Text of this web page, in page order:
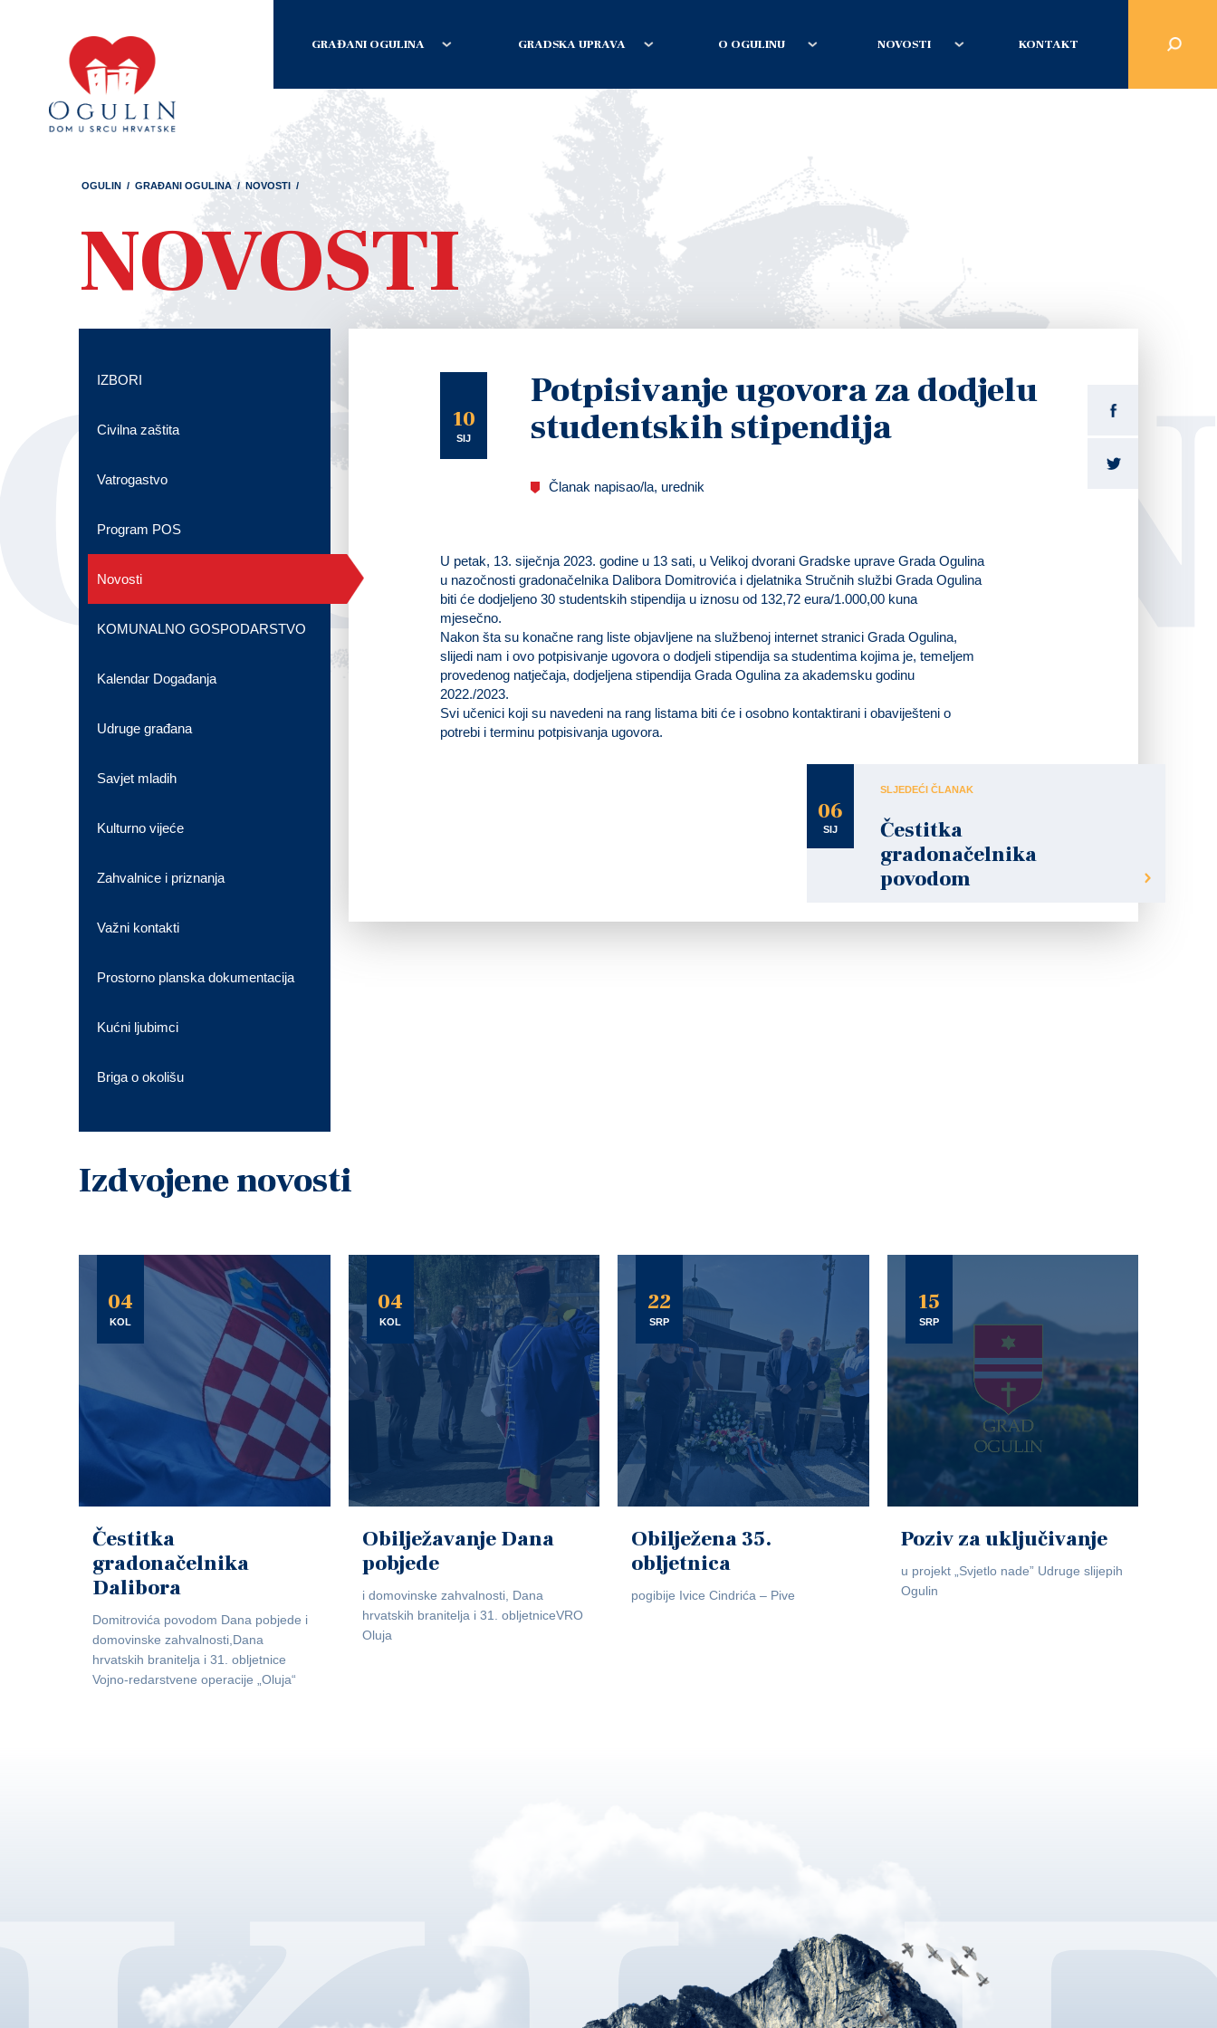
GRAĐANI OGULINA GRADSKA UPRAVA O OGULINU NOVOSTI KONTAKT
OGULIN / GRAĐANI OGULINA / NOVOSTI /
NOVOSTI
10
SIJ
Potpisivanje ugovora za dodjelu
studentskih stipendija
Članak napisao/la, urednik
U petak, 13. siječnja 2023. godine u 13 sati, u Velikoj dvorani Gradske uprave Grada Ogulina
u nazočnosti gradonačelnika Dalibora Domitrovića i djelatnika Stručnih službi Grada Ogulina
biti će dodjeljeno 30 studentskih stipendija u iznosu od 132,72 eura/1.000,00 kuna
mjesečno.
Nakon šta su konačne rang liste objavljene na službenoj internet stranici Grada Ogulina,
slijedi nam i ovo potpisivanje ugovora o dodjeli stipendija sa studentima kojima je, temeljem
provedenog natječaja, dodjeljena stipendija Grada Ogulina za akademsku godinu
2022./2023.
Svi učenici koji su navedeni na rang listama biti će i osobno kontaktirani i obaviješteni o
potrebi i terminu potpisivanja ugovora.
06
SIJ
SLJEDEĆI ČLANAK
Čestitka
gradonačelnika
povodom
IZBORI
Civilna zaštita
Vatrogastvo
Program POS
Novosti
KOMUNALNO GOSPODARSTVO
Kalendar Događanja
Udruge građana
Savjet mladih
Kulturno vijeće
Zahvalnice i priznanja
Važni kontakti
Prostorno planska dokumentacija
Kućni ljubimci
Briga o okolišu
Izdvojene novosti
04
KOL
Čestitka
gradonačelnika
Dalibora
Domitrovića povodom Dana pobjede i
domovinske zahvalnosti,Dana
hrvatskih branitelja i 31. obljetnice
Vojno-redarstvene operacije „Oluja“
04
KOL
Obilježavanje Dana
pobjede
i domovinske zahvalnosti, Dana
hrvatskih branitelja i 31. obljetniceVRO
Oluja
22
SRP
Obilježena 35.
obljetnica
pogibije Ivice Cindrića – Pive
15
SRP
Poziv za uključivanje
u projekt „Svjetlo nade” Udruge slijepih
Ogulin